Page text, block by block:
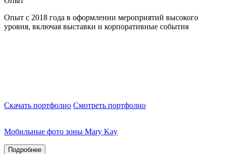
Опыт с 2018 года в оформлении мероприятий высокого
уровня, включая выставки и корпоративные события
Скачать портфолио Смотреть портфолио
Мобильные фото зоны Mary Kay
Подробнее